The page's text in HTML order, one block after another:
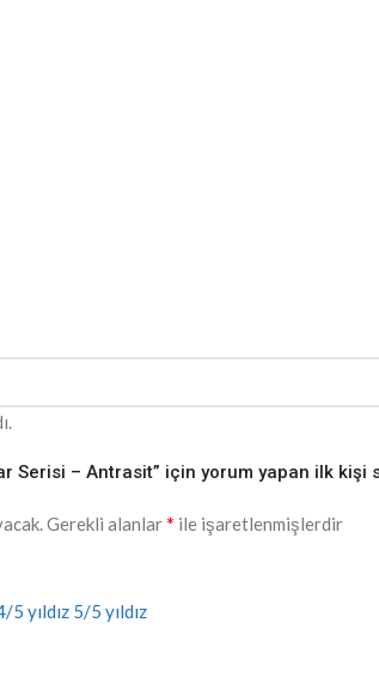
Serisi – Antrasit” için yorum yapan ilk kişi
Gerekli alanlar* ile işaretlenmişlerdir
5 yıldız 5/5 yıldız